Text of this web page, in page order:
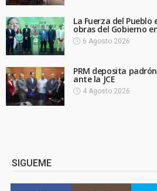
La Fuerza del
obras del Gobierno
6 Agosto 2026
PRM deposita
ante la JCE
4 Agosto 2026
SIGUEME